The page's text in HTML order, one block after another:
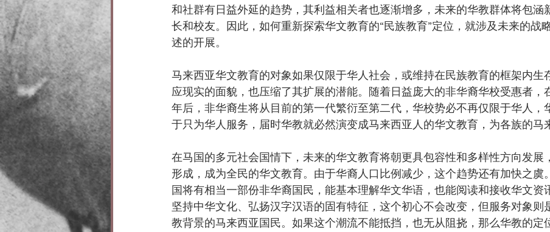
和社群有日益外延的趋势，其利益相关者也逐渐增多，未来的华教群体将包涵
长和校友。因此，如何重新探索华文教育的“民族教育”定位，就涉及未来的战
述的开展。
马来西亚华文教育的对象如果仅限于华人社会，或维持在民族教育的框架内生
应现实的面貌，也压缩了其扩展的潜能。随着日益庞大的非华裔华校受惠者，
年后，非华裔生将从目前的第一代繁衍至第二代，华校势必不再仅限于华人，
于只为华人服务，届时华教就必然演变成马来西亚人的华文教育，为各族的马
在马国的多元社会国情下，未来的华文教育将朝更具包容性和多样性方向发展
形成，成为全民的华文教育。由于华裔人口比例减少，这个趋势还有加快之虞
国将有相当一部份非华裔国民，能基本理解华文华语，也能阅读和接收华文资
坚持中华文化、弘扬汉字汉语的固有特征，这个初心不会改变，但服务对象则
教背景的马来西亚国民。如果这个潮流不能抵挡，也无从阻挠，那么华教的定